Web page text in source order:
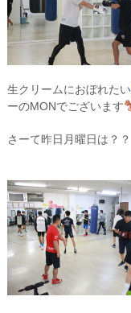
生クリームにおぼれたい
ーのMONでございます
さーて昨日月曜日は？？